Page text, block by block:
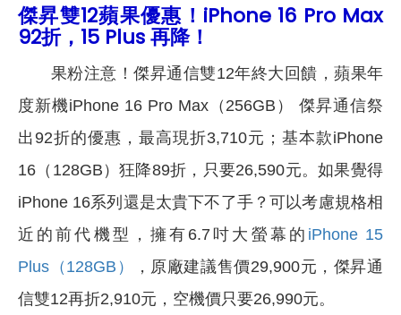
傑昇雙12蘋果優惠！iPhone 16 Pro Max
92折，15 Plus 再降！
果粉注意！傑昇通信雙12年終大回饋，蘋果年
度新機iPhone 16 Pro Max（256GB） 傑昇通信祭
出92折的優惠，最高現折3,710元；基本款iPhone
16（128GB）狂降89折，只要26,590元。如果覺得
iPhone 16系列還是太貴下不了手？可以考慮規格相
近的前代機型，擁有6.7吋大螢幕的 iPhone 15
Plus（128GB）
，原廠建議售價29,900元，傑昇通
信雙12再折2,910元，空機價只要26,990元。